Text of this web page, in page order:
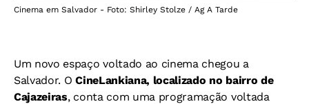
Cinema em Salvador - Foto: Shirley Stolze / Ag A Tarde
Um novo espaço voltado ao cinema chegou a
Salvador. OCineLankiana, localizado no bairro de
Cajazeiras, conta com uma programação voltada